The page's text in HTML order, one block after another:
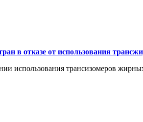
в отказе от использования
использования трансизомеров